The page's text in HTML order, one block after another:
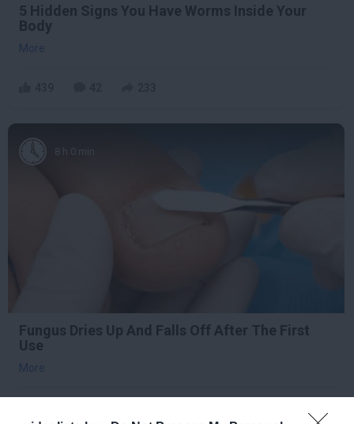
5 Hidden Signs You Have Worms Inside Your
Body
More
8 h 0 min
Fungus Dries Up And Falls Off After The First
Use
More